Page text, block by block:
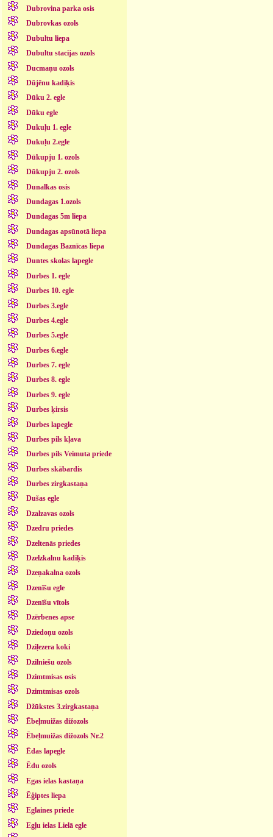
Dubrovina parka osis
Dubrovkas ozols
Dubultu liepa
Dubultu stacijas ozols
Ducmaņu ozols
Dūjēnu kadiķis
Dūku 2. egle
Dūku egle
Dukuļu 1. egle
Dukuļu 2.egle
Dūkupju 1. ozols
Dūkupju 2. ozols
Dunalkas osis
Dundagas 1.ozols
Dundagas 5m liepa
Dundagas apsūnotā liepa
Dundagas Baznīcas liepa
Duntes skolas lapegle
Durbes 1. egle
Durbes 10. egle
Durbes 3.egle
Durbes 4.egle
Durbes 5.egle
Durbes 6.egle
Durbes 7. egle
Durbes 8. egle
Durbes 9. egle
Durbes ķirsis
Durbes lapegle
Durbes pils kļava
Durbes pils Veimuta priede
Durbes skābardis
Durbes zirgkastaņa
Dušas egle
Dzalzavas ozols
Dzedru priedes
Dzeltenās priedes
Dzelzkalnu kadiķis
Dzeņakalna ozols
Dzenīšu egle
Dzenīšu vītols
Dzērbenes apse
Dziedoņu ozols
Dziļezera koki
Dzilniešu ozols
Dzimtmisas osis
Dzimtmisas ozols
Džūkstes 3.zirgkastaņa
Ēbeļmuižas dižozols
Ēbeļmuižas dižozols Nr.2
Ēdas lapegle
Ēdu ozols
Egas ielas kastaņa
Ēģiptes liepa
Eglaines priede
Egļu ielas Lielā egle